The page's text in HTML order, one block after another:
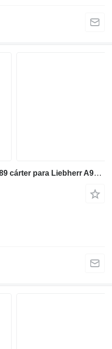
Liebherr Crankcase 8000989 cárter para Liebherr A944C Li/A954C Li/R954C excavadora